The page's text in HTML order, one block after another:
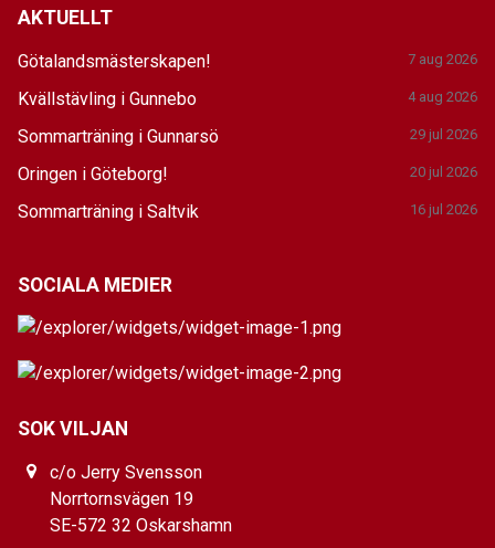
AKTUELLT
Götalandsmästerskapen! 7 aug 2026
Kvällstävling i Gunnebo 4 aug 2026
Sommarträning i Gunnarsö 29 jul 2026
Oringen i Göteborg! 20 jul 2026
Sommarträning i Saltvik 16 jul 2026
SOCIALA MEDIER
SOK VILJAN
c/o Jerry Svensson
Norrtornsvägen 19
SE-572 32 Oskarshamn